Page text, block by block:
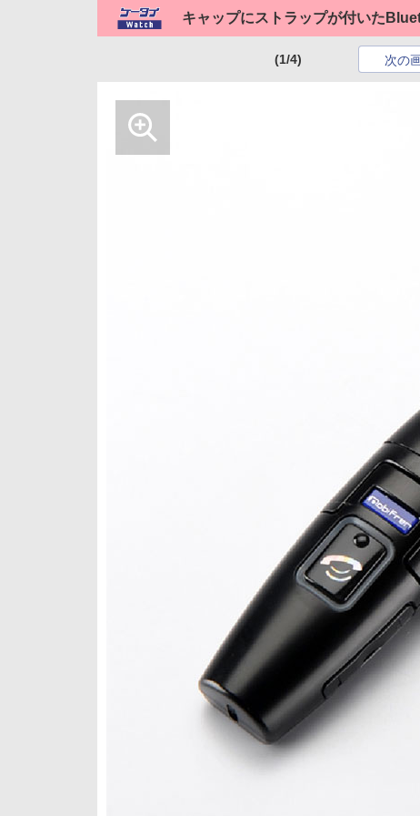
キャップにストラップが付いた
(1/4) 次の